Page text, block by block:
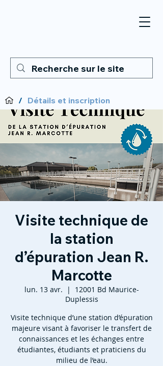
/ Détails et inscription
Visite technique de
la station
d’épuration Jean R.
Marcotte
lun. 13 avr.
  |
12001 Bd Maurice-
Duplessis
Visite technique d’une station d’épuration
majeure visant à favoriser le transfert de
connaissances et les échanges entre
étudiantes, étudiants et praticiens du
milieu de l’eau.